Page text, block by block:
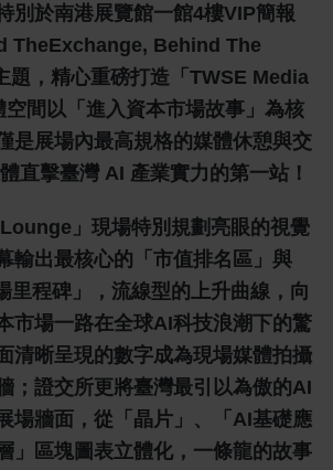
別於南港展覽館一館4樓VIP簡報
TheExchange, Behind The
題，精心重磅打造「TWSE Media
間以「進入資本市場故事」為核
是展場內最高規格的媒體休憩與交
直擊臺灣 AI 產業實力的第一站！
Lounge」現場特別規劃亮眼的視覺
輸出最核心的「市值排名區」與
里程碑」，流線型的上升曲線，向
市場一路在全球AI科技浪潮下的驚
清晰呈現的數字成為現場媒體拍攝
；證交所更將臺灣最引以為傲的AI
場牆面，從「晶片」、「AI基礎應
」區塊圖表立體化，一條龍的故事